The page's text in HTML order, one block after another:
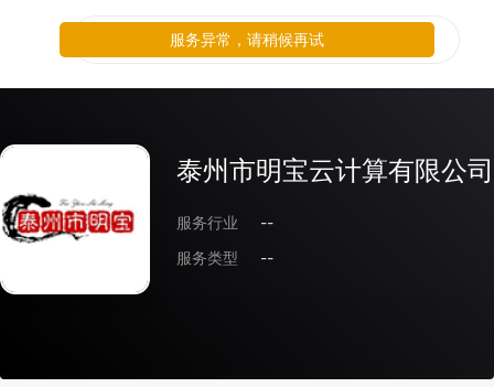
泰州市明宝云计算有限公司
服务行业
--
服务类型
--
服务异常，请稍候再试